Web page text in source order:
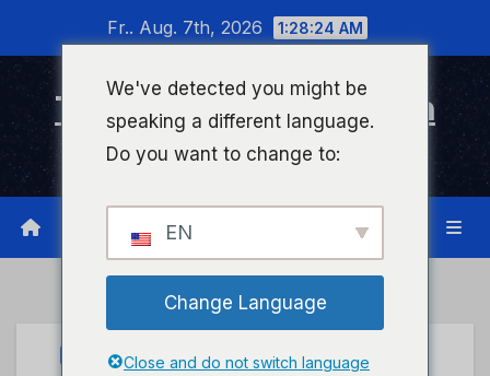
wechseln
Fr.. Aug. 7th, 2026 1:28:24 AM
Timeline Bad Kreuznach
Infonetzwerk für Bad Kreuznach
STADTKREUZNACH
We've detected you might be
speaking a different language.
Do you want to change to:
EN
Change Language
Close and do not switch language